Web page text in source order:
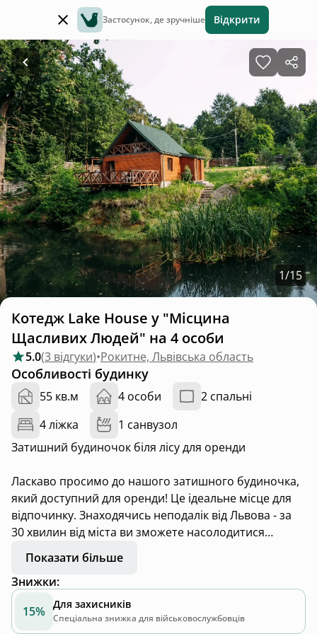
Застосунок, де зручніше Відкрити
1/15
Котедж Lake House у "Місцина
Щасливих Людей" на 4 особи
5.0(3 відгуки)•Рокитне, Львівська область
Особливості будинку
55 кв.м 4 особи
2 спальні
4 ліжка
1 санвузол
Затишний будиночок біля лісу для оренди
Ласкаво просимо до нашого затишного будиночка,
який доступний для оренди! Це ідеальне місце для
відпочинку. Знаходячись неподалік від Львова - за
30 хвилин від міста ви зможете насолодитися
свіжим повітрям та природною красою, а також
відпочити від міського шуму.
Наш будиночок забезпечує комфортне проживання
для вас та вашої сім'ї або друзів. Він має компактну
Показати більше
Знижки:
15% Для захисників
Спеціальна знижка для військовослужбовців